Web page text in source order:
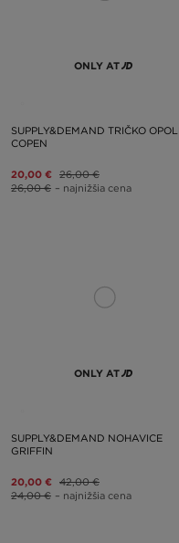
ONLY AT
SUPPLY&DEMAND TRIČKO
COPEN
20,00 € 26,00 €
26,00 € – najnižšia cena
ONLY AT
SUPPLY&DEMAND NOHAVICE
GRIFFIN
20,00 € 42,00 €
24,00 € – najnižšia cena